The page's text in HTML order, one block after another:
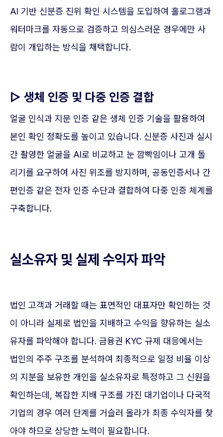
AI 기반 신분증 진위 확인 시스템을 도입하여 홀로그램과
워터마크를 자동으로 검증하고 의심스러운 경우에만 사
람이 개입하는 방식을 채택합니다.
▷ 생체 인증 및 다중 인증 결합
얼굴 인식과 지문 인증 같은 생체 인증 기술을 활용하여
본인 확인 정확도를 높이고 있습니다. 신분증 사진과 실시
간 촬영한 얼굴을 AI로 비교하고 눈 깜빡임이나 고개 돌
리기를 요구하여 사진 위조를 방지하며, 공동인증서나 간
편인증 같은 전자 인증 수단과 결합하여 다중 인증 체계를
구축합니다.
실소유자 및 실제 수익자 파악
법인 고객과 거래할 때는 표면적인 대표자만 확인하는 것
이 아니라 실제로 법인을 지배하고 수익을 향유하는 실소
유자를 파악해야 합니다. 금융권 KYC 규제 대응에서는
법인의 주주 구조를 분석하여 최종적으로 일정 비율 이상
의 지분을 보유한 개인을 실소유자로 특정하고 그 신원을
확인하는데, 복잡한 지배 구조를 가진 대기업이나 다국적
기업의 경우 여러 단계를 거슬러 올라가 최종 수익자를 찾
아야 하므로 상당한 노력이 필요합니다.